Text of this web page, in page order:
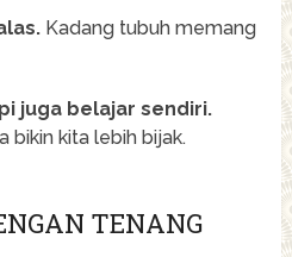
Kadang tubuh memang
juga belajar sendiri.
bikin kita lebih bijak.
TENANG